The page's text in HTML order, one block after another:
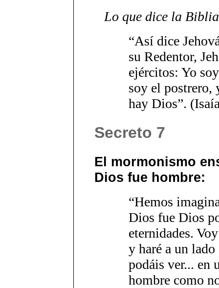
Lo que dice la
“Así dice
su Redentor,
ejércitos: Yo
soy el postrero,
hay Dios”.
Secreto 7
El mormonismo
Dios fue hombre:
“Hemos
Dios fue Dios
eternidades.
y haré a un
podáis ver... en
hombre como